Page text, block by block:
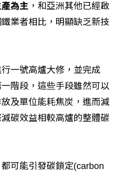
為主 ，和亞洲其他已經啟
業者相比，明顯缺乏新技
一號高爐大修，並完成
階段，這些手段雖然可以
及單位能耗焦炭，進而減
碳效益相較高爐的整體碳
可能引發碳鎖定(carbon